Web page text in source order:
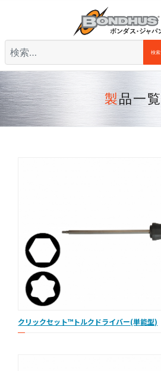
検索
検索
製品一覧
クリックセット™トルクドライバー(単能型)